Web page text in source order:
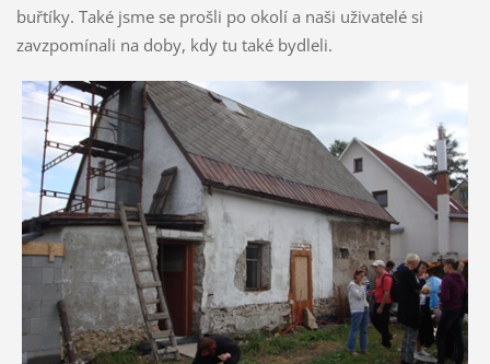
buřtíky. Také jsme se prošli po okolí a naši uživatelé si
zavzpomínali na doby, kdy tu také bydleli.